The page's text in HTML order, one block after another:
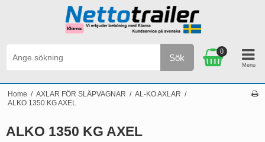
Sök
0
Home / AXLAR FÖR SLÄPVAGNAR / AL-KO AXLAR /
ALKO 1350 KG AXEL
ALKO 1350 KG AXEL